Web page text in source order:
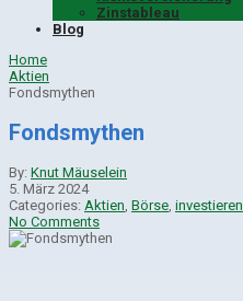
Zinstableau
Blog
Home
Aktien
Fondsmythen
Fondsmythen
By: Knut Mäuselein
5. März 2024
Categories: Aktien Börse investieren
No Comments